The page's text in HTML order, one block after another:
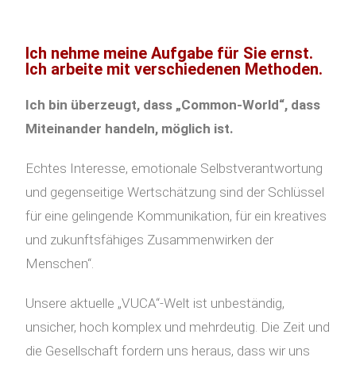
Ich nehme meine Aufgabe für Sie ernst.
Ich arbeite mit verschiedenen Methoden.
Ich bin überzeugt, dass „Common-World“, dass
Miteinander handeln, möglich ist.
Echtes Interesse, emotionale Selbstverantwortung
und gegenseitige Wertschätzung sind der Schlüssel
für eine gelingende Kommunikation, für ein kreatives
und zukunftsfähiges Zusammenwirken der
Menschen“.
Unsere aktuelle „VUCA“-Welt ist unbeständig,
unsicher, hoch komplex und mehrdeutig. Die Zeit und
die Gesellschaft fordern uns heraus, dass wir uns